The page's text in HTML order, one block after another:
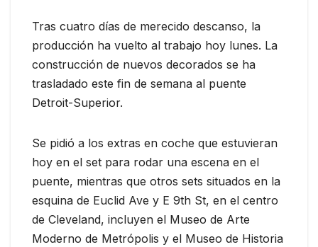
Tras cuatro días de merecido descanso, la
producción ha vuelto al trabajo hoy lunes. La
construcción de nuevos decorados se ha
trasladado este fin de semana al puente
Detroit-Superior.
Se pidió a los extras en coche que estuvieran
hoy en el set para rodar una escena en el
puente, mientras que otros sets situados en la
esquina de Euclid Ave y E 9th St, en el centro
de Cleveland, incluyen el Museo de Arte
Moderno de Metrópolis y el Museo de Historia